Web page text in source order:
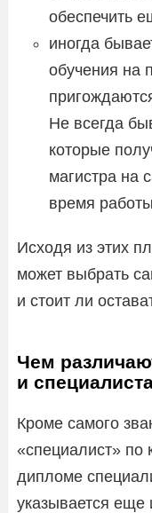
обеспечить
иногда
обучения на
Не всегда
которые
магистра на
время
Исходя из этих
может выбрать
и стоит ли
Чем
и специалиста
Кроме самого
«специалист»
дипломе
указывается еще